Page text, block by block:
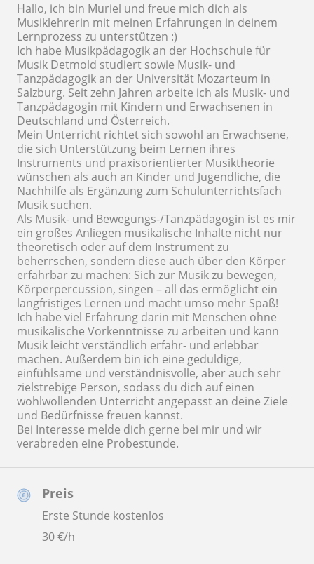
Preis
Erste Stunde kostenlos
30€/h
Hallo, ich bin Muriel und freue mich dich als
Musiklehrerin mit meinen Erfahrungen in deinem
Lernprozess zu unterstützen :)
Ich habe Musikpädagogik an der Hochschule für
Musik Detmold studiert sowie Musik- und
Tanzpädagogik an der Universität Mozarteum in
Salzburg. Seit zehn Jahren arbeite ich als Musik- und
Tanzpädagogin mit Kindern und Erwachsenen in
Deutschland und Österreich.
Mein Unterricht richtet sich sowohl an Erwachsene,
die sich Unterstützung beim Lernen ihres
Instruments und praxisorientierter Musiktheorie
wünschen als auch an Kinder und Jugendliche, die
Nachhilfe als Ergänzung zum Schulunterrichtsfach
Musik suchen.
Als Musik- und Bewegungs-/Tanzpädagogin ist es mir
ein großes Anliegen musikalische Inhalte nicht nur
theoretisch oder auf dem Instrument zu
beherrschen, sondern diese auch über den Körper
erfahrbar zu machen: Sich zur Musik zu bewegen,
Körperpercussion, singen – all das ermöglicht ein
langfristiges Lernen und macht umso mehr Spaß!
Ich habe viel Erfahrung darin mit Menschen ohne
musikalische Vorkenntnisse zu arbeiten und kann
Musik leicht verständlich erfahr- und erlebbar
machen. Außerdem bin ich eine geduldige,
einfühlsame und verständnisvolle, aber auch sehr
zielstrebige Person, sodass du dich auf einen
wohlwollenden Unterricht angepasst an deine Ziele
und Bedürfnisse freuen kannst.
Bei Interesse melde dich gerne bei mir und wir
verabreden eine Probestunde.